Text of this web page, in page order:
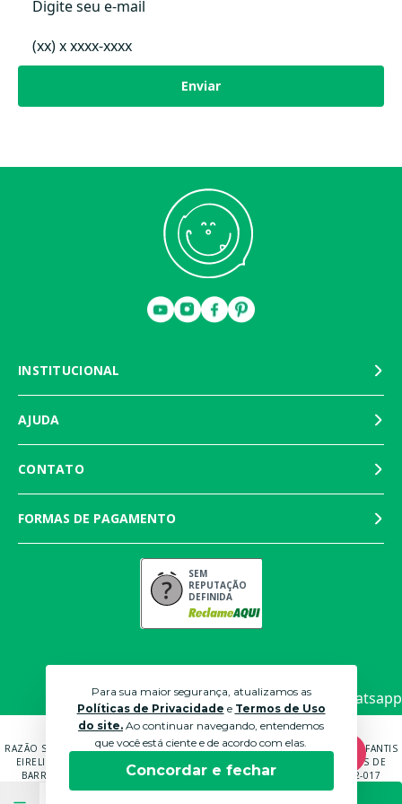
Para sua maior segurança, atualizamos as
Políticas de Privacidade e Termos de Uso
do site. Ao continuar navegando, entendemos
que você está ciente e de acordo com elas.
Concordar e fechar
lindas poltronas! Uma solução criativa para
reaproveitar o móvel por muitos anos.Sugestão:
Corte o colchão da 1ª fase ao meio (feito por
-Dica:Conheça e adquira nossos lençóis para todas as fases do Berço
-Produto enviado desmontado.
Caso queira contratar a montagem, entre em
contato com uma de nossas lojas físicas mais próxima.
-Itens decorativos presentes nas imagens
não incluso.
-Verifique as medidas do ambiente antes da compra.
Enviar
INSTITUCIONAL
AJUDA
CONTATO
FORMAS DE PAGAMENTO
SEM
REPUTAÇÃO
DEFINIDA
RAZÃO SOCIAL: MARTINS PANTALEÃO COMÉRCIO DE MÓVEIS E ROUPAS INFANTIS
EIRELI EPP CNPJ: 04.591.672/0001-70 ENDEREÇO: RUA ANTÔNIO CARLOS DE
BARROS BRUNI, 232, QUADRA B LOTE 14 SOROCABA - SP - CEP: 18052-017
© 2021 LOJAS BICHO PAPÃO. TODOS OS DIREITOS RESERVADOS.